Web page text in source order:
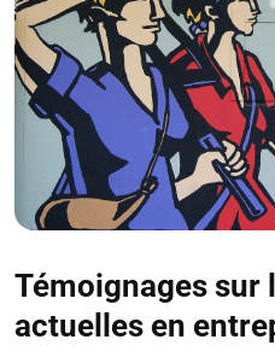
Témoignages sur
actuelles en